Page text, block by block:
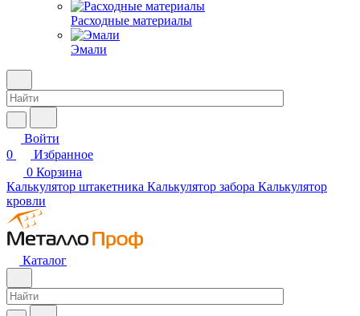
Расходные материалы
Эмали
Войти
0
Избранное
0 Корзина
Калькулятор штакетника Калькулятор забора Калькулятор
кровли
Каталог